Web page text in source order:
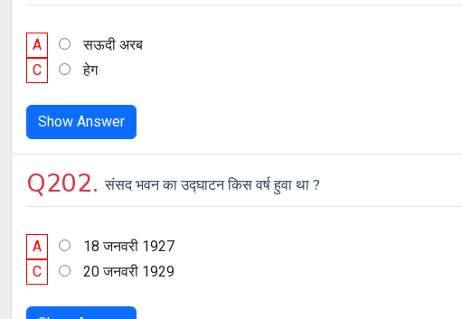
A सऊदी अरब
C
हेग
Show Answer
Q202.संसद भवन का उद्घाटन किस वर्ष हुवा था ?
A 18 जनवरी 1927
C
20 जनवरी 1929